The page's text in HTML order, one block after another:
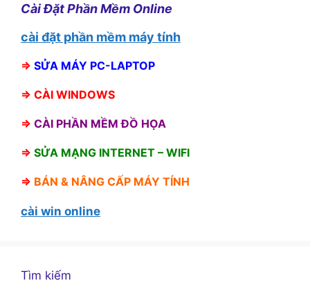
Cài Đặt Phần Mềm Online
cài đặt phần mềm máy tính
⇒ SỬA MÁY PC-LAPTOP
⇒ CÀI WINDOWS
⇒ CÀI PHẦN MỀM ĐỒ HỌA
⇒ SỬA MẠNG INTERNET – WIFI
⇒ BÁN & NÂNG CẤP MÁY TÍNH
cài win online
Tìm kiếm